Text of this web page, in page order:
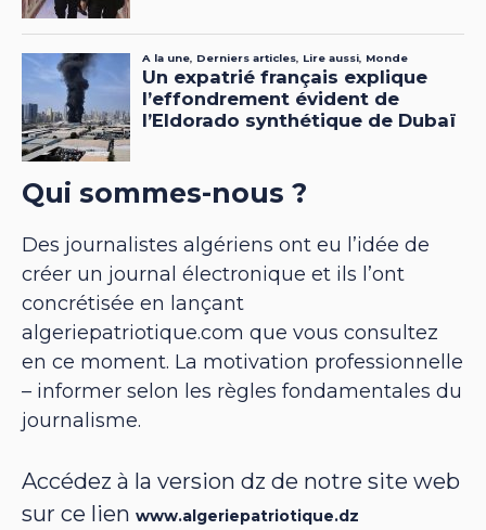
Qui sommes-nous ?
Des journalistes algériens ont eu l’idée de
créer un journal électronique et ils l’ont
concrétisée en lançant
algeriepatriotique.com que vous consultez
en ce moment. La motivation professionnelle
– informer selon les règles fondamentales du
journalisme.
Accédez à la version dz de notre site web
sur ce lien www.algeriepatriotique.dz